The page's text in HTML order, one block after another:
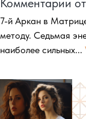
Комментарии
7-
В
7-й Аркан в
методу. Седьмая
наиболее сильных...